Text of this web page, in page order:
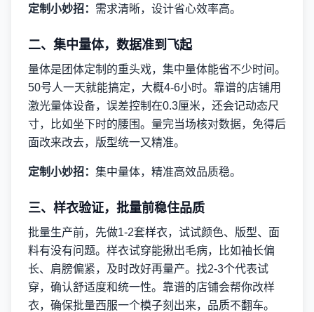
定制小妙招： 需求清晰，设计省心效率高。
二、集中量体，数据准到飞起
量体是团体定制的重头戏，集中量体能省不少时间。
50号人一天就能搞定，大概4-6小时。靠谱的店铺用
激光量体设备，误差控制在0.3厘米，还会记动态尺
寸，比如坐下时的腰围。量完当场核对数据，免得后
面改来改去，版型统一又精准。
定制小妙招： 集中量体，精准高效品质稳。
三、样衣验证，批量前稳住品质
批量生产前，先做1-2套样衣，试试颜色、版型、面
料有没有问题。样衣试穿能揪出毛病，比如袖长偏
长、肩膀偏紧，及时改好再量产。找2-3个代表试
穿，确认舒适度和统一性。靠谱的店铺会帮你改样
衣，确保批量西服一个模子刻出来，品质不翻车。